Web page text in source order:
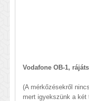
Vodafone OB-1,
(A mérkőzésekről
mert igyekszünk a két